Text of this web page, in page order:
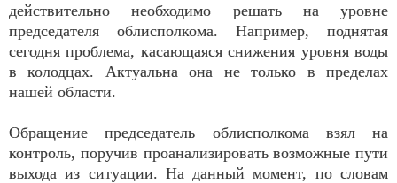
действительно необходимо решать на уровне
председателя облисполкома. Например, поднятая
сегодня проблема, касающаяся снижения уровня воды
в колодцах. Актуальна она не только в пределах
нашей области.
Обращение председатель облисполкома взял на
контроль, поручив проанализировать возможные пути
выхода из ситуации. На данный момент, по словам